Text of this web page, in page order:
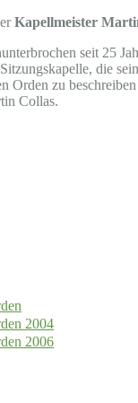
Kapellmeister
seit 25
die
Orden zu
Collas.
2004
2006